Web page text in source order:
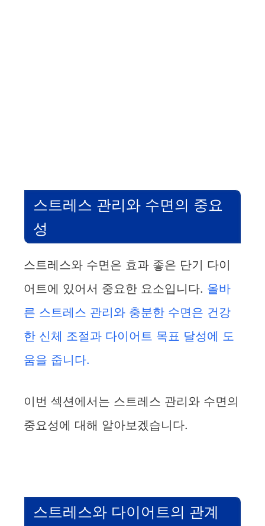
스트레스 관리와 수면의 중요
성
스트레스와 수면은 효과 좋은 단기 다이
어트에 있어서 중요한 요소입니다. 올바
른 스트레스 관리와 충분한 수면은 건강
한 신체 조절과 다이어트 목표 달성에 도
움을 줍니다.
이번 섹션에서는 스트레스 관리와 수면의
중요성에 대해 알아보겠습니다.
스트레스와 다이어트의 관계